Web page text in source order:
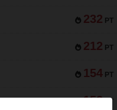
232 PT
212 PT
154 PT
152 PT